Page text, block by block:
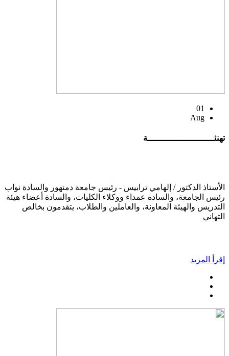
01
Aug
تهنئــــــــــــــــــــــــــة
الأستاذ الدكتور / إلهامي ترابيس - رئيس جامعة دمنهور والسادة نواب
رئيس الجامعة، والسادة عمداء ووكلاء الكليات، والسادة أعضاء هيئة
التدريس والهيئة المعاونة، والعاملين والطلاب، يتقدمون بخالص
التهاني
إقرأ المزيد